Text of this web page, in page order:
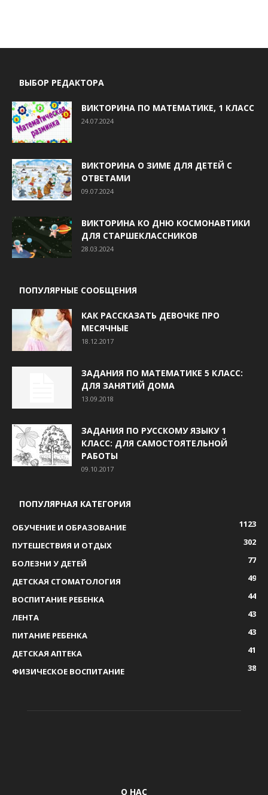
ВЫБОР РЕДАКТОРА
ВИКТОРИНА ПО МАТЕМАТИКЕ, 1 КЛАСС
24.07.2024
ВИКТОРИНА О ЗИМЕ ДЛЯ ДЕТЕЙ С
ОТВЕТАМИ
09.07.2024
ВИКТОРИНА КО ДНЮ КОСМОНАВТИКИ
ДЛЯ СТАРШЕКЛАССНИКОВ
28.03.2024
ПОПУЛЯРНЫЕ СООБЩЕНИЯ
КАК РАССКАЗАТЬ ДЕВОЧКЕ ПРО
МЕСЯЧНЫЕ
18.12.2017
ЗАДАНИЯ ПО МАТЕМАТИКЕ 5 КЛАСС:
ДЛЯ ЗАНЯТИЙ ДОМА
13.09.2018
ЗАДАНИЯ ПО РУССКОМУ ЯЗЫКУ 1
КЛАСС: ДЛЯ САМОСТОЯТЕЛЬНОЙ
РАБОТЫ
09.10.2017
ПОПУЛЯРНАЯ КАТЕГОРИЯ
ОБУЧЕНИЕ И ОБРАЗОВАНИЕ
1123
ПУТЕШЕСТВИЯ И ОТДЫХ
302
БОЛЕЗНИ У ДЕТЕЙ
77
ДЕТСКАЯ СТОМАТОЛОГИЯ
49
ВОСПИТАНИЕ РЕБЕНКА
44
ЛЕНТА
43
ПИТАНИЕ РЕБЕНКА
43
ДЕТСКАЯ АПТЕКА
41
ФИЗИЧЕСКОЕ ВОСПИТАНИЕ
38
О НАС